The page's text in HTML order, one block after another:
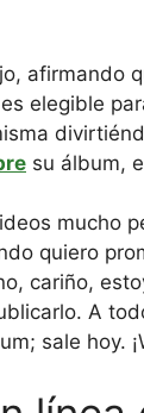
afirmando
elegible
su álbum,
mucho
quiero
cariño,
A
sale hoy.